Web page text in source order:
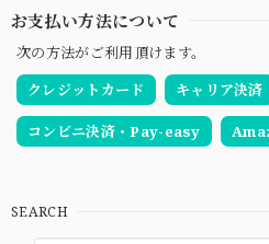
お支払い方法について
次の方法がご利用頂けます。
クレジットカード
キャリア決済
コンビニ決済・Pay-easy
SEARCH